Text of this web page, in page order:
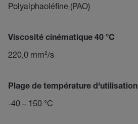
Polyalphaoléfine (PAO)
Viscosité cinématique 40 °C
220,0 mm²/s
Plage de température d'utilisation
-40 – 150 °C